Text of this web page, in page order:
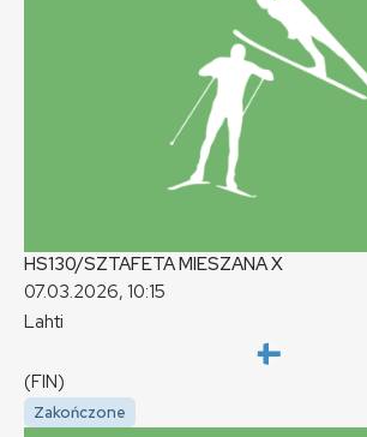
HS130/SZTAFETA MIESZANAX
07.03.2026, 10:15
Lahti
(FIN)
Zakończone